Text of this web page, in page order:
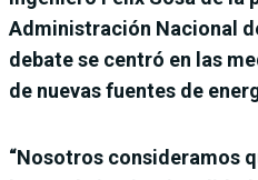
Administración Nacional
debate se centró en las
de nuevas fuentes de
“Nosotros consideramos